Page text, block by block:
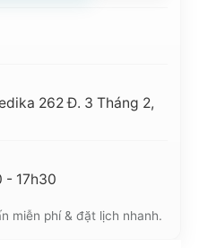
262 Đ. 3 Tháng 2,
- 17h30
miễn phí & đặt lịch nhanh.